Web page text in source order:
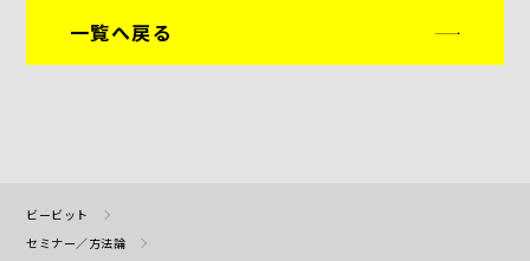
一覧へ戻る
ビービット
セミナー／方法論